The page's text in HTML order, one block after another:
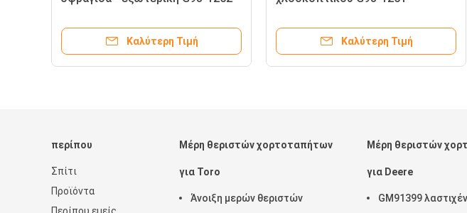
Reelmaster σειρά
Καλύτερη Τιμή
Groundsmaster
Καλύτερη Τιμή
περίπου
Σπίτι
Προϊόντα
Μέρη θεριστών χορτοταπήτων
για Toro
Άνοιξη μερών θεριστών
Μέρη θεριστών
για Deere
GM91399